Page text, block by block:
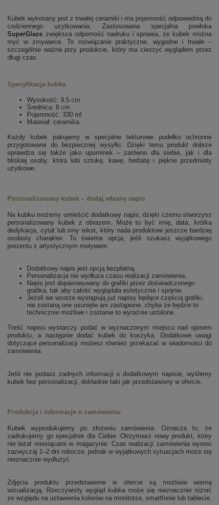
Kubek wykonany jest z trwałej ceramiki i ma pojemność odpowiednią do
codziennego użytkowania. Zastosowana specjalna powłoka
SuperGlaze zwiększa odporność nadruku i sprawia, że kubek można
myć w zmywarce. To rozwiązanie praktyczne, wygodne i trwałe –
szczególnie ważne przy produkcie, który ma cieszyć wyglądem przez
długi czas.
Specyfikacja kubka
Wysokość: 9,5 cm
Średnica: 8 cm
Pojemność: 330 ml
Materiał: ceramika
Każdy kubek pakujemy w specjalne tekturowe pudełko ochronne
przygotowane do bezpiecznej wysyłki. Dzięki temu produkt dobrze
sprawdza się także jako upominek – zarówno dla siebie, jak i dla
bliskiej osoby, która lubi sztukę, kawę, herbatę i piękne przedmioty
użytkowe.
Personalizowany kubek – dodaj własny napis
Na kubku możemy umieścić dodatkowy napis, dzięki czemu stworzysz
personalizowany kubek z obrazem. Może to być imię, data, krótka
dedykacja, cytat lub inny tekst, który nada produktowi jeszcze bardziej
osobisty charakter. To świetna opcja, jeśli szukasz wyjątkowego
prezentu z artystycznym motywem.
Dodatkowy napis jest opcją bezpłatną.
Personalizacja nie wydłuża czasu realizacji zamówienia.
Napis jest dopasowywany do grafiki przez doświadczonego
grafika, tak aby całość wyglądała estetycznie i spójnie.
Jeżeli we wzorze występują już napisy będące częścią grafiki,
nie zostaną one usunięte ani zastąpione, chyba że będzie to
technicznie możliwe i zostanie to wyraźnie ustalone.
Treść napisu wystarczy podać w wyznaczonym miejscu nad opisem
produktu, a następnie dodać kubek do koszyka. Dodatkowe uwagi
dotyczące personalizacji możesz również przekazać w wiadomości do
zamówienia.
Jeśli nie podasz żadnych informacji o dodatkowym napisie, wyślemy
kubek bez personalizacji, dokładnie taki jak przedstawiony w ofercie.
Produkcja i informacje o zamówieniu
Kubek wyprodukujemy po złożeniu zamówienia. Oznacza to, że
zadrukujemy go specjalnie dla Ciebie. Otrzymasz nowy produkt, który
nie leżał miesiącami w magazynie. Czas realizacji zamówienia wynosi
zazwyczaj 1–2 dni robocze, jednak w wyjątkowych sytuacjach może się
nieznacznie wydłużyć.
Zdjęcia produktu przedstawione w ofercie są możliwie wierną
wizualizacją. Rzeczywisty wygląd kubka może się nieznacznie różnić
ze względu na ustawienia kolorów na monitorze, smartfonie lub tablecie.